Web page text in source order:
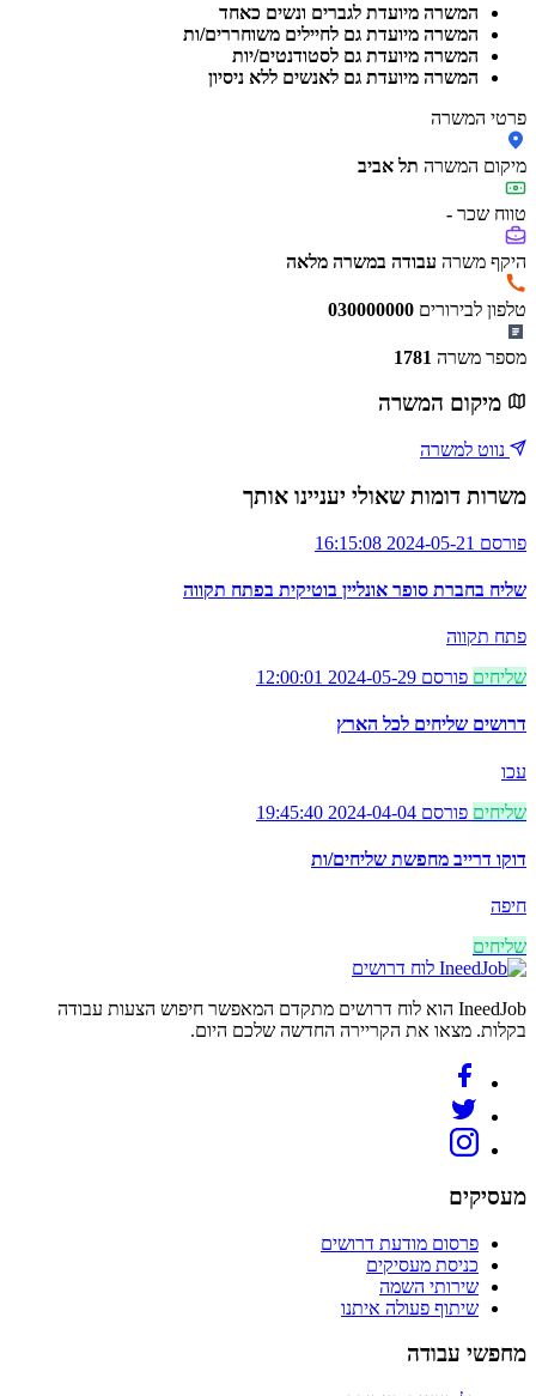
המשרה מיועדת לגברים ונשים כאחד
המשרה מיועדת גם לחיילים משוחררים/ות
המשרה מיועדת גם לסטודנטים/יות
המשרה מיועדת גם לאנשים ללא ניסיון
פרטי המשרה
מיקום המשרה תל אביב
טווח שכר -
היקף משרה עבודה במשרה מלאה
טלפון לבירורים 030000000
מספר משרה 1781
מיקום המשרה
נווט למשרה
משרות דומות שאולי יעניינו אותך
פורסם 2024-05-21 16:15:08
שליח בחברת סופר אונליין בוטיקית בפתח תקווה
פתח תקווה
שליחים פורסם 2024-05-29 12:00:01
דרושים שליחים לכל הארץ
עכו
שליחים פורסם 2024-04-04 19:45:40
דוקו דרייב מחפשת שליחים/ות
חיפה
שליחים
לוח דרושים
IneedJob הוא לוח דרושים מתקדם המאפשר חיפוש הצעות עבודה
בקלות. מצאו את הקריירה החדשה שלכם היום.
מעסיקים
פרסום מודעת דרושים
כניסת מעסיקים
שירותי השמה
שיתוף פעולה איתנו
מחפשי עבודה